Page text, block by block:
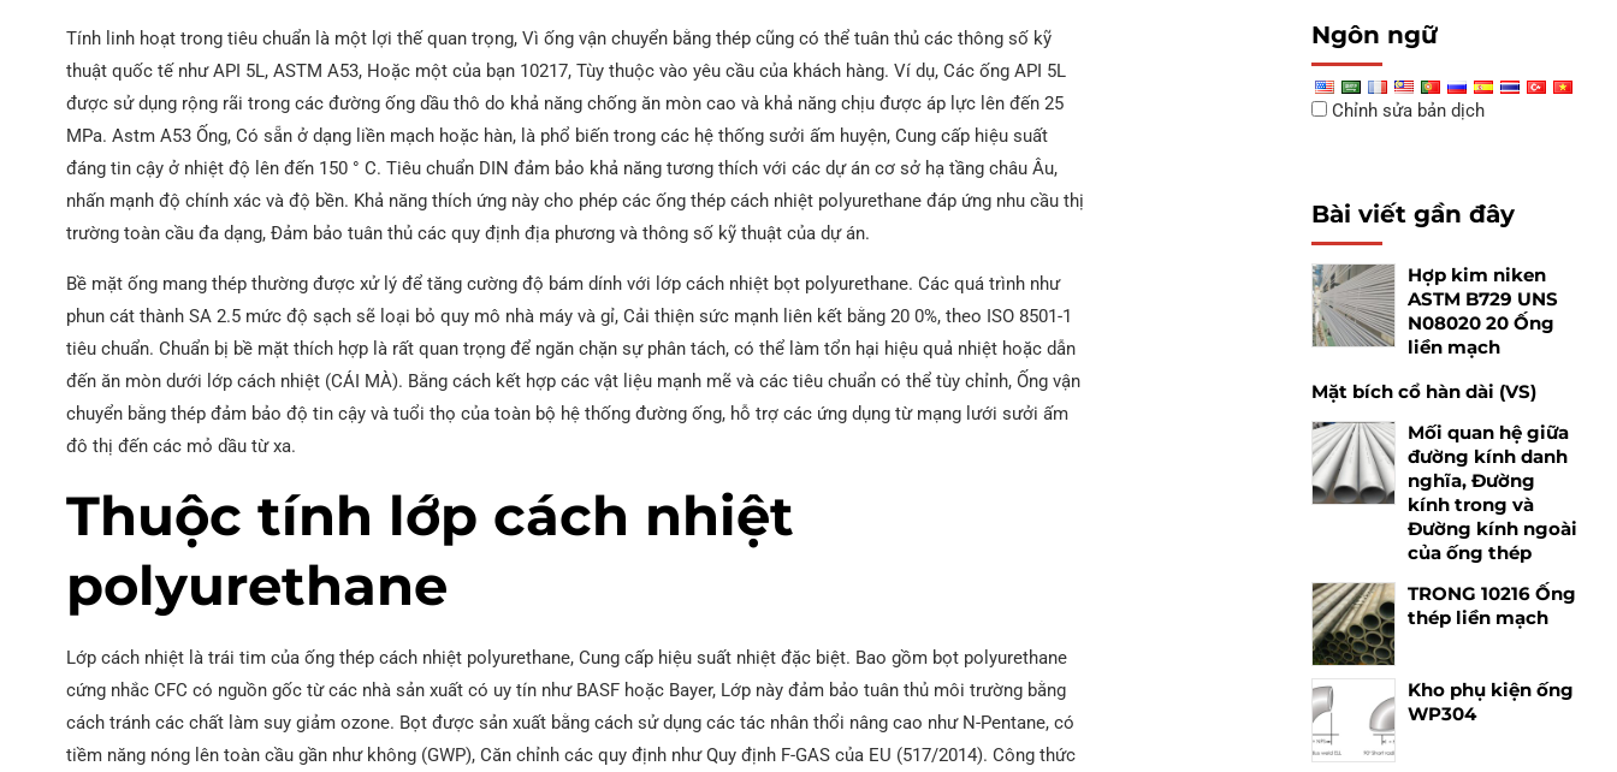
Tính linh hoạt trong tiêu chuẩn là một lợi thế quan trọng, Vì ống vận chuyển bằng thép cũng có thể tuân thủ các thông số kỹ
thuật quốc tế như API 5L, ASTM A53, Hoặc một của bạn 10217, Tùy thuộc vào yêu cầu của khách hàng. Ví dụ, Các ống API 5L
được sử dụng rộng rãi trong các đường ống dầu thô do khả năng chống ăn mòn cao và khả năng chịu được áp lực lên đến 25
MPa. Astm A53 Ống, Có sẵn ở dạng liền mạch hoặc hàn, là phổ biến trong các hệ thống sưởi ấm huyện, Cung cấp hiệu suất
đáng tin cậy ở nhiệt độ lên đến 150 ° C. Tiêu chuẩn DIN đảm bảo khả năng tương thích với các dự án cơ sở hạ tầng châu Âu,
nhấn mạnh độ chính xác và độ bền. Khả năng thích ứng này cho phép các ống thép cách nhiệt polyurethane đáp ứng nhu cầu thị
trường toàn cầu đa dạng, Đảm bảo tuân thủ các quy định địa phương và thông số kỹ thuật của dự án.
Bề mặt ống mang thép thường được xử lý để tăng cường độ bám dính với lớp cách nhiệt bọt polyurethane. Các quá trình như
phun cát thành SA 2.5 mức độ sạch sẽ loại bỏ quy mô nhà máy và gỉ, Cải thiện sức mạnh liên kết bằng 20 0%, theo ISO 8501-1
tiêu chuẩn. Chuẩn bị bề mặt thích hợp là rất quan trọng để ngăn chặn sự phân tách, có thể làm tổn hại hiệu quả nhiệt hoặc dẫn
đến ăn mòn dưới lớp cách nhiệt (CÁI MÀ). Bằng cách kết hợp các vật liệu mạnh mẽ và các tiêu chuẩn có thể tùy chỉnh, Ống vận
chuyển bằng thép đảm bảo độ tin cậy và tuổi thọ của toàn bộ hệ thống đường ống, hỗ trợ các ứng dụng từ mạng lưới sưởi ấm
đô thị đến các mỏ dầu từ xa.
Thuộc tính lớp cách nhiệt
polyurethane
Lớp cách nhiệt là trái tim của ống thép cách nhiệt polyurethane, Cung cấp hiệu suất nhiệt đặc biệt. Bao gồm bọt polyurethane
cứng nhắc CFC có nguồn gốc từ các nhà sản xuất có uy tín như BASF hoặc Bayer, Lớp này đảm bảo tuân thủ môi trường bằng
cách tránh các chất làm suy giảm ozone. Bọt được sản xuất bằng cách sử dụng các tác nhân thổi nâng cao như N-Pentane, có
tiềm năng nóng lên toàn cầu gần như không (GWP), Căn chỉnh các quy định như Quy định F-GAS của EU (517/2014). Công thức
Ngôn ngữ
Chỉnh sửa bản dịch
Bài viết gần đây
Hợp kim niken
ASTM B729 UNS
N08020 20 Ống
liền mạch
Mặt bích cổ hàn dài (VS)
Mối quan hệ giữa
đường kính danh
nghĩa, Đường
kính trong và
Đường kính ngoài
của ống thép
TRONG 10216 Ống
thép liền mạch
Kho phụ kiện ống
WP304